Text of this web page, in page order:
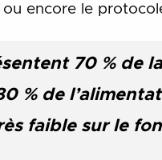
ou encore le
70 % de
% de
faible sur le